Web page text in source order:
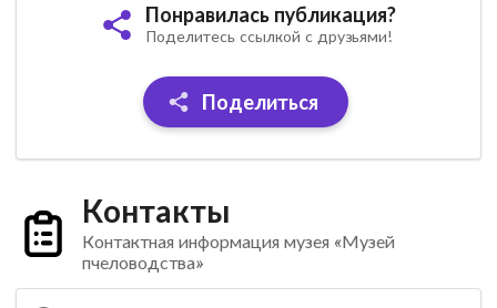
Понравилась публикация?
Поделитесь ссылкой с друзьями!
Поделиться
Контакты
Контактная информация музея «Музей
пчеловодства»